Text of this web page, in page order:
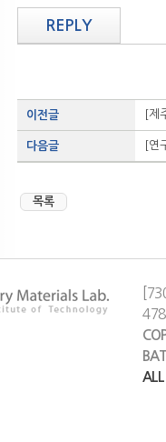
REPLY
이전글 [제
다음글 [연
목록
ALL